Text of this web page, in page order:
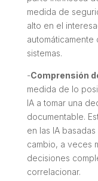
medida de
alto en el
sistemas.
-Comprensión
medida de lo
IA a tomar una
documentable.
en las IA
cambio, a veces
decisiones
correlacionar.